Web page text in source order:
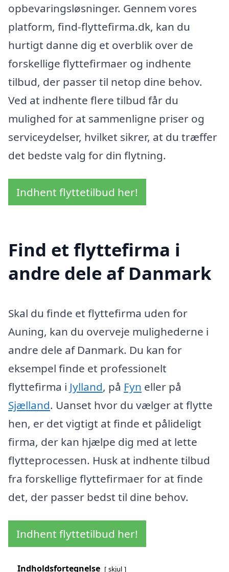
opbevaringsløsninger. Gennem vores
platform, find-flyttefirma.dk, kan du
hurtigt danne dig et overblik over de
forskellige flyttefirmaer og indhente
tilbud, der passer til netop dine behov.
Ved at indhente flere tilbud får du
mulighed for at sammenligne priser og
serviceydelser, hvilket sikrer, at du træffer
det bedste valg for din flytning.
Indhent flyttetilbud her!
Find et flyttefirma i
andre dele af Danmark
Skal du finde et flyttefirma uden for
Auning, kan du overveje mulighederne i
andre dele af Danmark. Du kan for
eksempel finde et professionelt
flyttefirma i Jylland, på Fyn eller på
Sjælland. Uanset hvor du vælger at flytte
hen, er det vigtigt at finde et pålideligt
firma, der kan hjælpe dig med at lette
flytteprocessen. Husk at indhente tilbud
fra forskellige flyttefirmaer for at finde
det, der passer bedst til dine behov.
Indhent flyttetilbud her!
Indholdsfortegnelse skjul